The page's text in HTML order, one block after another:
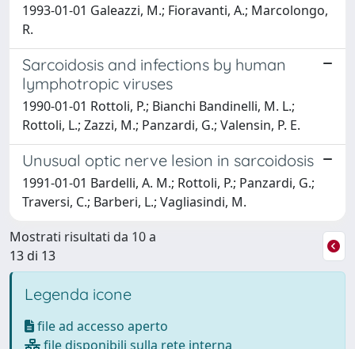
1993-01-01 Galeazzi, M.; Fioravanti, A.; Marcolongo,
R.
Sarcoidosis and infections by human
lymphotropic viruses
1990-01-01 Rottoli, P.; Bianchi Bandinelli, M. L.;
Rottoli, L.; Zazzi, M.; Panzardi, G.; Valensin, P. E.
Unusual optic nerve lesion in sarcoidosis
1991-01-01 Bardelli, A. M.; Rottoli, P.; Panzardi, G.;
Traversi, C.; Barberi, L.; Vagliasindi, M.
Mostrati risultati da 10 a
13 di 13
Legenda icone
file ad accesso aperto
file disponibili sulla rete interna